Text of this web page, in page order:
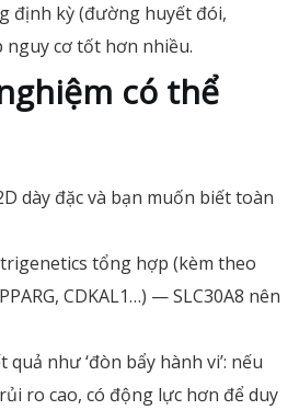
định kỳ (đường huyết đói,
nguy cơ tốt hơn nhiều.
có thể
dày đặc và bạn muốn biết toàn
tổng hợp (kèm theo
CDKAL1…) — SLC30A8 nên
như ‘đòn bẩy hành vi’: nếu
ro cao, có động lực hơn để duy